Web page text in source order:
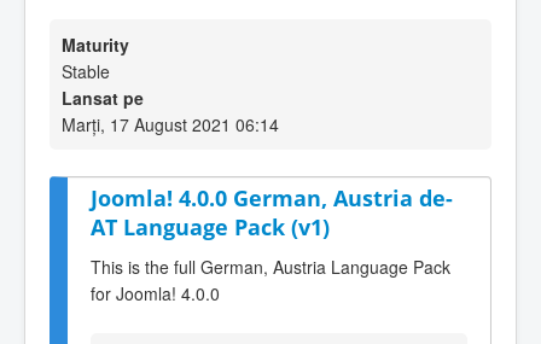
Maturity
Stable
Lansat pe
Marți, 17 August 2021 06:14
Joomla! 4.0.0 German, Austria de-
AT Language Pack (v1)
This is the full German, Austria Language Pack
for Joomla! 4.0.0